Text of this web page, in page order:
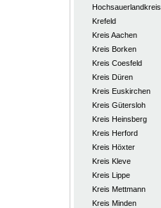
Hochsauerlandkreis
Krefeld
Kreis Aachen
Kreis Borken
Kreis Coesfeld
Kreis Düren
Kreis Euskirchen
Kreis Gütersloh
Kreis Heinsberg
Kreis Herford
Kreis Höxter
Kreis Kleve
Kreis Lippe
Kreis Mettmann
Kreis Minden